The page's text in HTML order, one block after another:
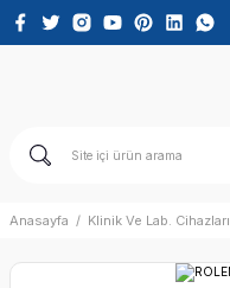
Anasayfa Klinik Ve Lab. Cihazları